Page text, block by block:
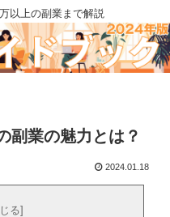
以上の副業まで解説
副業の魅力とは？
2024.01.18